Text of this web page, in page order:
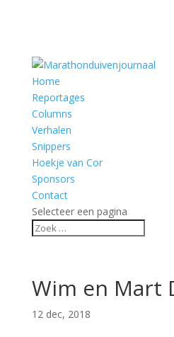
Home
Reportages
Columns
Verhalen
Snippers
Hoekje van Cor
Sponsors
Contact
Selecteer een pagina
Wim en Mart
12 dec, 2018